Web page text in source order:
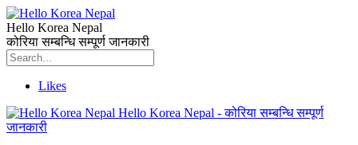
Hello Korea Nepal
कोरिया सम्बन्धि सम्पूर्ण जानकारी
Likes
Hello Korea Nepal - कोरिया सम्बन्धि सम्पूर्ण
जानकारी